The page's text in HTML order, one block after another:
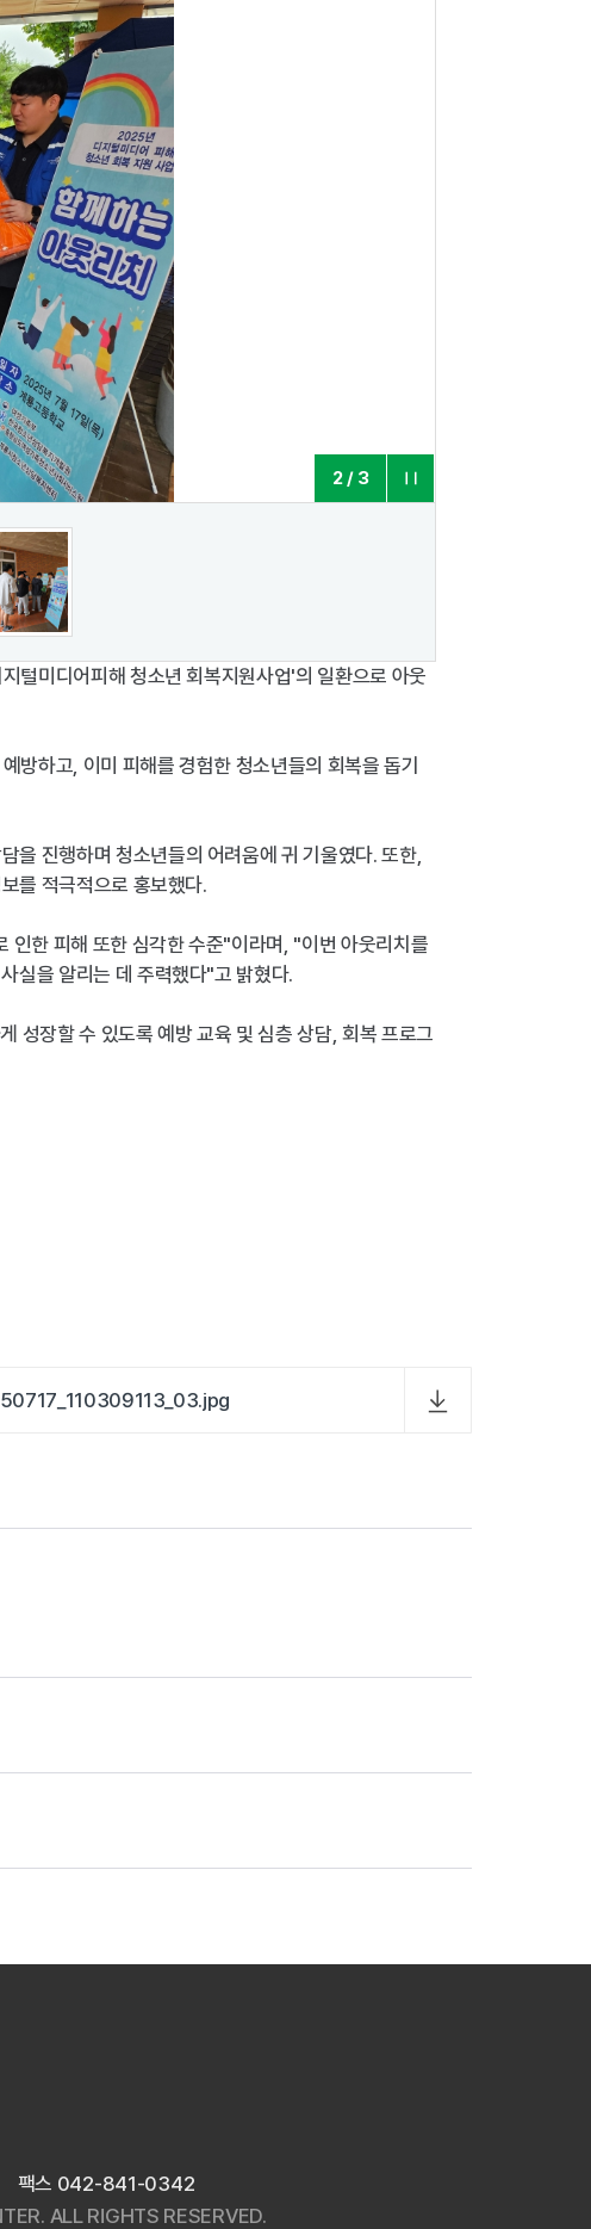
2/ 3
미디어피해 청소년 회복지원사업'의 일환으로 아웃
방하고, 이미 피해를 경험한 청소년들의 회복을 돕기
진행하며 청소년들의 어려움에 귀 기울였다. 또한,
를 적극적으로 홍보했다.
인한 피해 또한 심각한 수준"이라며, "이번 아웃리치를
실을 알리는 데 주력했다"고 밝혔다.
성장할 수 있도록 예방 교육 및 심층 상담, 회복 프로그
팩스 042-841-0342
ALL RIGHTS RESERVED.